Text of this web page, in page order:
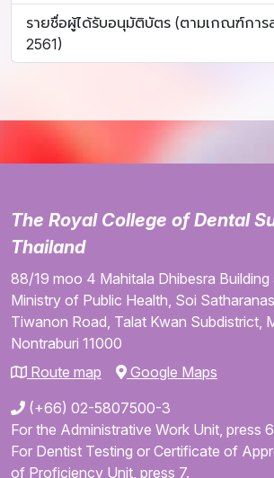
รายชื่อผู้ได้รับอนุมัติบัตร (ตามเกณฑ์กา
2561)
The Royal College of Dental
Thailand
88/19 moo 4 Mahitala Dhibesra Building
Ministry of Public Health, Soi
Tiwanon Road, Talat Kwan Subdistrict,
Nontraburi 11000
Route map
Google Maps
(+66) 02-5807500-3
For the Administrative Work Unit, press
For Dentist Testing or Certificate of
of Proficiency Unit, press 7.